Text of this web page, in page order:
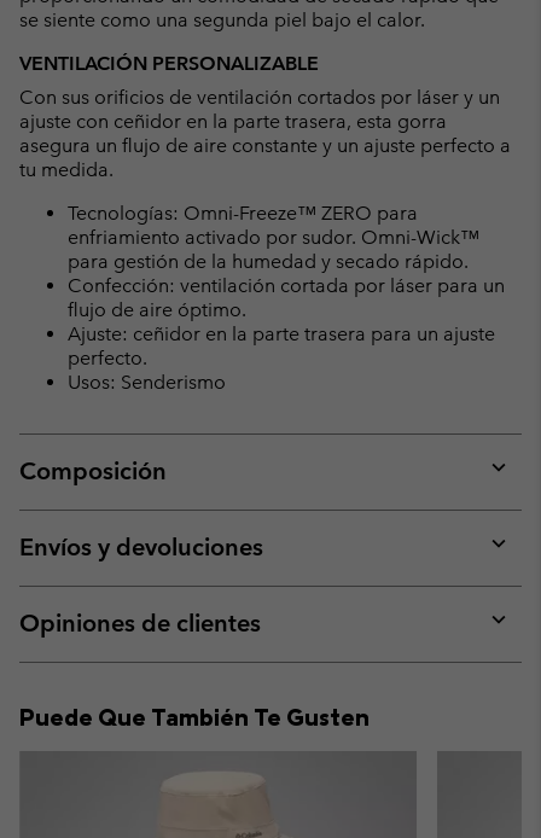
se siente como una segunda piel bajo el calor.
VENTILACIÓN PERSONALIZABLE
Con sus orificios de ventilación cortados por láser y un
ajuste con ceñidor en la parte trasera, esta gorra
asegura un flujo de aire constante y un ajuste perfecto a
tu medida.
Tecnologías: Omni-Freeze™ ZERO para
enfriamiento activado por sudor. Omni-Wick™
para gestión de la humedad y secado rápido.
Confección: ventilación cortada por láser para un
flujo de aire óptimo.
Ajuste: ceñidor en la parte trasera para un ajuste
perfecto.
Usos: Senderismo
Composición
or
Envíos y devoluciones
or
Opiniones de clientes
or
Puede Que También Te Gusten